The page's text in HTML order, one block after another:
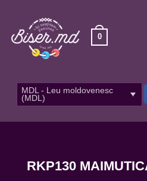
content
0
MDL - Leu moldovenesc
(MDL)
RKP130